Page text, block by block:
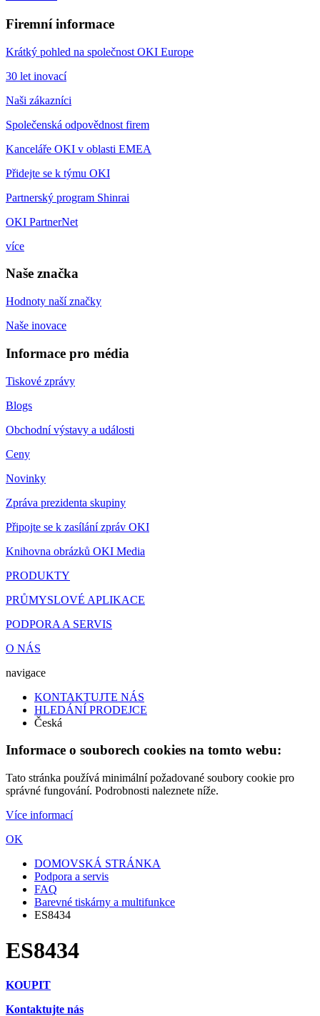
Firemní informace
Krátký pohled na společnost OKI Europe
30 let inovací
Naši zákazníci
Společenská odpovědnost firem
Kanceláře OKI v oblasti EMEA
Přidejte se k týmu OKI
Partnerský program Shinrai
OKI PartnerNet
více
Naše značka
Hodnoty naší značky
Naše inovace
Informace pro média
Tiskové zprávy
Blogs
Obchodní výstavy a události
Ceny
Novinky
Zpráva prezidenta skupiny
Připojte se k zasílání zpráv OKI
Knihovna obrázků OKI Media
PRODUKTY
PRŮMYSLOVÉ APLIKACE
PODPORA A SERVIS
O NÁS
navigace
KONTAKTUJTE NÁS
HLEDÁNÍ PRODEJCE
Česká
Informace o souborech cookies na tomto webu:
Tato stránka používá minimální požadované soubory cookie pro
správné fungování. Podrobnosti naleznete níže.
Více informací
OK
DOMOVSKÁ STRÁNKA
Podpora a servis
FAQ
Barevné tiskárny a multifunkce
ES8434
ES8434
KOUPIT
Kontaktujte nás